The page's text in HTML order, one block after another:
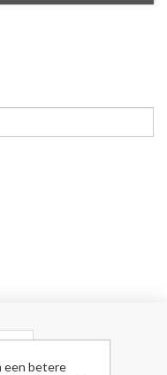
een betere